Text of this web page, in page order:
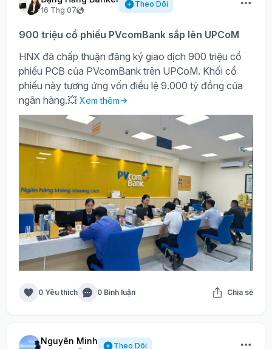
16 Thg 07
Theo Dõi
900 triệu cổ phiếu PVcomBank sắp lên UPCoM
HNX đã chấp thuận đăng ký giao dịch 900 triệu cổ
phiếu PCB của PVcomBank trên UPCoM. Khối cổ
phiếu này tương ứng vốn điều lệ 9.000 tỷ đồng của
ngân hàng.💥 Xem thêm
0 Yêu thích 0 Bình luận Chia sẻ
Nguyên Minh Theo Dõi